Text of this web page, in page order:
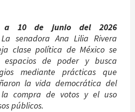
a 10 de junio del 2026
La senadora Ana Lilia Rivera
clase política de México se
de poder y busca
mediante prácticas que
la vida democrática del
compra de votos y el uso
públicos.